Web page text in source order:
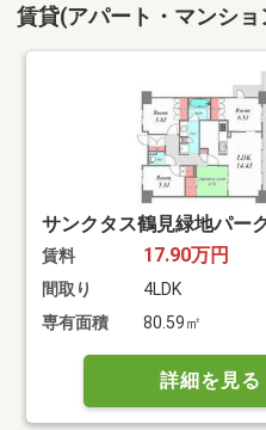
賃貸(アパート・マンシ
サンクタス鶴見緑地パー
賃料 17.90万円
間取り
4LDK
専有面積
80.59㎡
詳細を見る